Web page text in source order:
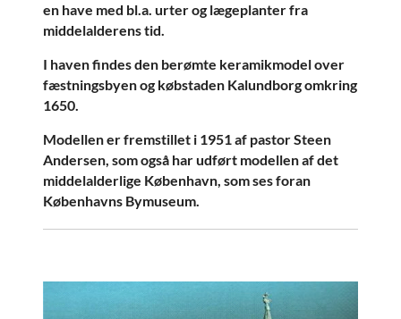
en have med bl.a. urter og lægeplanter fra
middelalderens tid.
I haven findes den berømte keramikmodel over
fæstningsbyen og købstaden Kalundborg omkring
1650.
Modellen er fremstillet i 1951 af pastor Steen
Andersen, som også har udført modellen af det
middelalderlige København, som ses foran
Københavns Bymuseum.